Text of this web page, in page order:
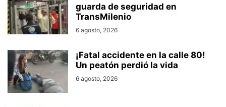
guarda de seguridad en
TransMilenio
6 agosto, 2026
¡Fatal accidente en la calle 80!
Un peatón perdió la vida
6 agosto, 2026